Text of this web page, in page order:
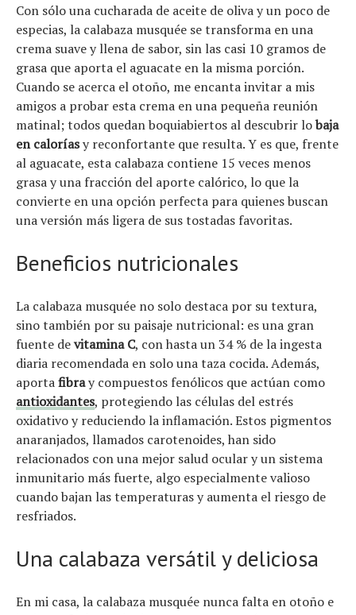
Con sólo una cucharada de aceite de oliva y un poco de
especias, la calabaza musquée se transforma en una
crema suave y llena de sabor, sin las casi 10 gramos de
grasa que aporta el aguacate en la misma porción.
Cuando se acerca el otoño, me encanta invitar a mis
amigos a probar esta crema en una pequeña reunión
matinal; todos quedan boquiabiertos al descubrir lobaja
en caloríasy reconfortante que resulta. Y es que, frente
al aguacate, esta calabaza contiene 15 veces menos
grasa y una fracción del aporte calórico, lo que la
convierte en una opción perfecta para quienes buscan
una versión más ligera de sus tostadas favoritas.
Beneficios nutricionales
La calabaza musquée no solo destaca por su textura,
sino también por su paisaje nutricional: es una gran
fuente devitamina C, con hasta un 34 % de la ingesta
diaria recomendada en solo una taza cocida. Además,
aportafibray compuestos fenólicos que actúan como
antioxidantes, protegiendo las células del estrés
oxidativo y reduciendo la inflamación. Estos pigmentos
anaranjados, llamados carotenoides, han sido
relacionados con una mejor salud ocular y un sistema
inmunitario más fuerte, algo especialmente valioso
cuando bajan las temperaturas y aumenta el riesgo de
resfriados.
Una calabaza versátil y deliciosa
En mi casa, la calabaza musquée nunca falta en otoño e